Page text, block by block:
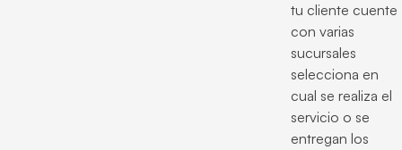
tu cliente cuente
con varias
sucursales
selecciona en
cual se realiza el
servicio o se
entregan los